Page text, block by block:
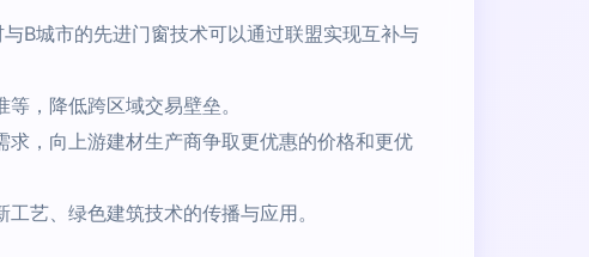
B城市的先进门窗技术可以通过联盟实现互补与
，降低跨区域交易壁垒。
求，向上游建材生产商争取更优惠的价格和更优
艺、绿色建筑技术的传播与应用。